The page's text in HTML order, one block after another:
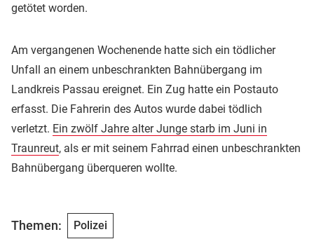
getötet worden.
Am vergangenen Wochenende hatte sich ein tödlicher
Unfall an einem unbeschrankten Bahnübergang im
Landkreis Passau ereignet. Ein Zug hatte ein Postauto
erfasst. Die Fahrerin des Autos wurde dabei tödlich
verletzt. Ein zwölf Jahre alter Junge starb im Juni in
Traunreut, als er mit seinem Fahrrad einen unbeschrankten
Bahnübergang überqueren wollte.
Themen: Polizei